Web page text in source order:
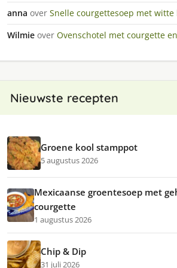
anna over Snelle courgettesoep met witte
Wilmie over Ovenschotel met courgette
Nieuwste recepten
Groene kool stamppot
5 augustus 2026
Mexicaanse groentesoep met
courgette
1 augustus 2026
Chip & Dip
31 juli 2026